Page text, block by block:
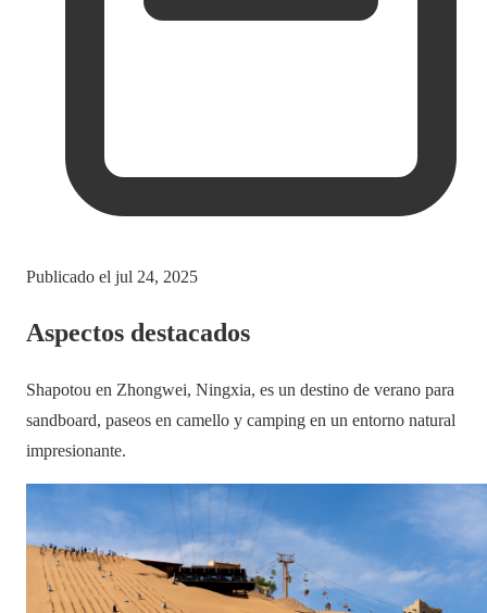
Publicado el jul 24, 2025
Aspectos destacados
Shapotou en Zhongwei, Ningxia, es un destino de verano para
sandboard, paseos en camello y camping en un entorno natural
impresionante.